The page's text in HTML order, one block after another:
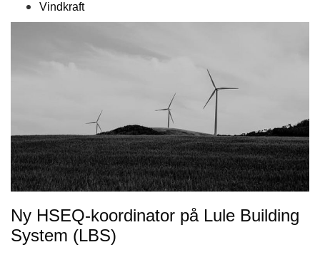
Vindkraft
Ny HSEQ-koordinator på Lule Building
System (LBS)